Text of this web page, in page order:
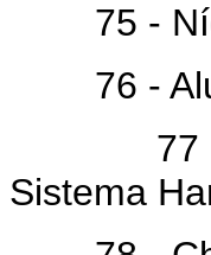
75 -
76 -
77 -
Sistema